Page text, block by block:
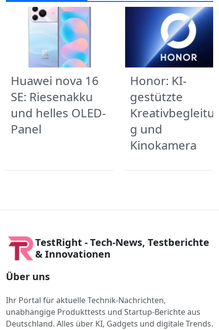
Huawei nova 16
SE: Riesenakku
und helles OLED-
Panel
Honor: KI-
gestützte
g und
Kinokamera
TestRight - Tech-News, Testberichte
& Innovationen
Über uns
Ihr Portal für aktuelle Technik-Nachrichten,
unabhängige Produkttests und Startup-Berichte aus
Deutschland. Alles über KI, Gadgets und digitale Trends.